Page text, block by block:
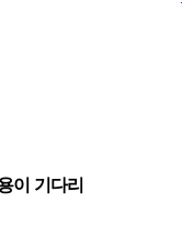
이 기다리